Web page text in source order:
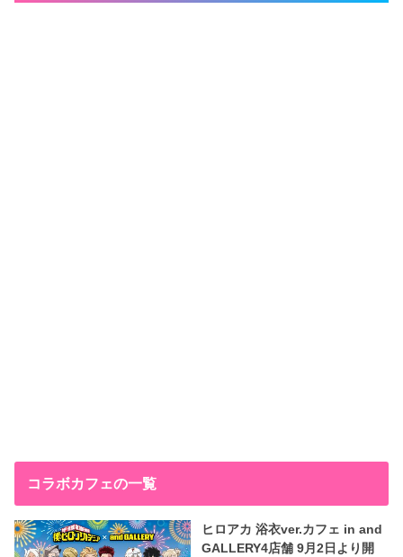
コラボカフェの一覧
ヒロアカ 浴衣ver.カフェ in and
GALLERY4店舗 9月2日より開